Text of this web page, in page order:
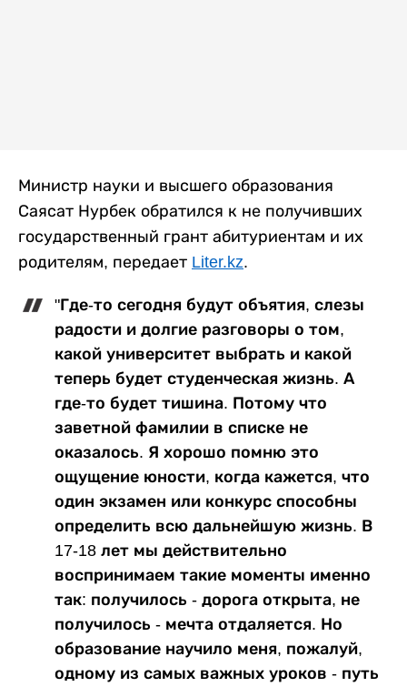
Министр науки и высшего образования
Саясат Нурбек обратился к не получивших
государственный грант абитуриентам и их
родителям, передает Liter.kz.
"Где-то сегодня будут объятия, слезы
радости и долгие разговоры о том,
какой университет выбрать и какой
теперь будет студенческая жизнь. А
где-то будет тишина. Потому что
заветной фамилии в списке не
оказалось. Я хорошо помню это
ощущение юности, когда кажется, что
один экзамен или конкурс способны
определить всю дальнейшую жизнь. В
17-18 лет мы действительно
воспринимаем такие моменты именно
так: получилось - дорога открыта, не
получилось - мечта отдаляется. Но
образование научило меня, пожалуй,
одному из самых важных уроков - путь